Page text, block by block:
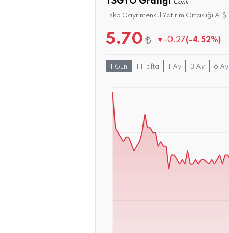
Canlı
Tskb Gayrimenkul Yatırım Ortaklığı A.Ş.
5.70 ₺ ▼ -0.27(-4.52%)
1 Gün 1 Hafta 1 Ay 3 Ay 6 Ay